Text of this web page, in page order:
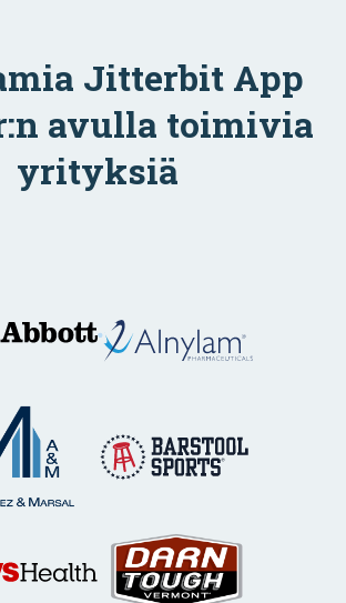
Jitterbit App
avulla toimivia
yrityksiä